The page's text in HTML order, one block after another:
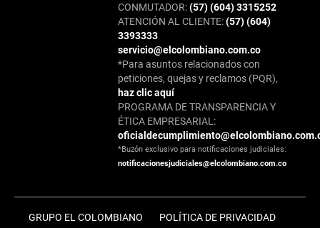
CONMUTADOR:(57) (604) 3315252
ATENCIÓN AL CLIENTE:(57) (604)
3393333
servicio@elcolombiano.com.co
*Para asuntos relacionados con
peticiones, quejas y reclamos (PQR),
haz clic aquí
PROGRAMA DE TRANSPARENCIA Y
ÉTICA EMPRESARIAL:
*Buzón exclusivo para notificaciones judiciales:
notificacionesjudiciales@elcolombiano.com.co
GRUPO EL COLOMBIANO POLÍTICA DE PRIVACIDAD